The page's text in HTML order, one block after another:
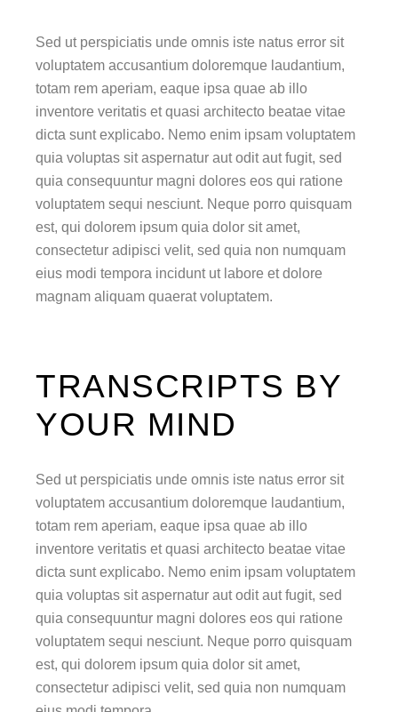
Sed ut perspiciatis unde omnis iste natus error sit
voluptatem accusantium doloremque laudantium,
totam rem aperiam, eaque ipsa quae ab illo
inventore veritatis et quasi architecto beatae vitae
dicta sunt explicabo. Nemo enim ipsam voluptatem
quia voluptas sit aspernatur aut odit aut fugit, sed
quia consequuntur magni dolores eos qui ratione
voluptatem sequi nesciunt. Neque porro quisquam
est, qui dolorem ipsum quia dolor sit amet,
consectetur adipisci velit, sed quia non numquam
eius modi tempora incidunt ut labore et dolore
magnam aliquam quaerat voluptatem.
TRANSCRIPTS BY
YOUR MIND
Sed ut perspiciatis unde omnis iste natus error sit
voluptatem accusantium doloremque laudantium,
totam rem aperiam, eaque ipsa quae ab illo
inventore veritatis et quasi architecto beatae vitae
dicta sunt explicabo. Nemo enim ipsam voluptatem
quia voluptas sit aspernatur aut odit aut fugit, sed
quia consequuntur magni dolores eos qui ratione
voluptatem sequi nesciunt. Neque porro quisquam
est, qui dolorem ipsum quia dolor sit amet,
consectetur adipisci velit, sed quia non numquam